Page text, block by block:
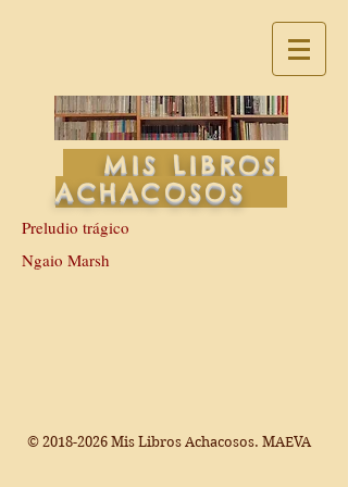
MIS LIBROS
ACHACOSOS
Preludio trágico
Ngaio Marsh
© 2018-2026 Mis Libros Achacosos. MAEVA